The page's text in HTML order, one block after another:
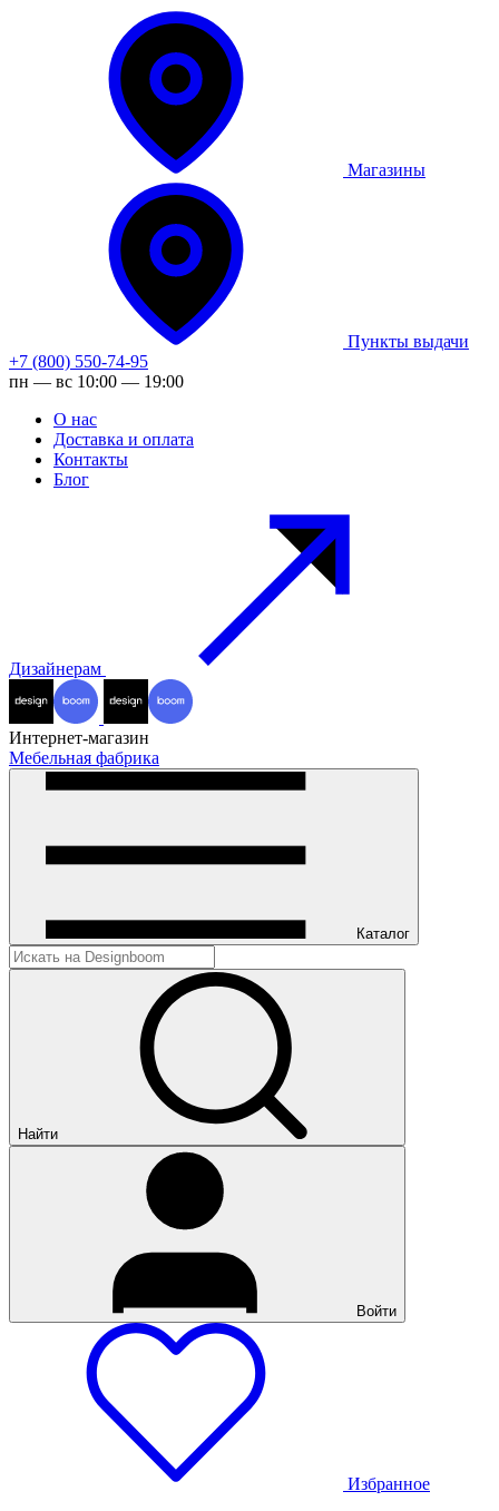
Магазины
Пункты выдачи
+7 (800) 550-74-95
пн — вс 10:00 — 19:00
О нас
Доставка и оплата
Контакты
Блог
Дизайнерам
Интернет-магазин
Мебельная фабрика
Каталог
Найти
Войти
Избранное